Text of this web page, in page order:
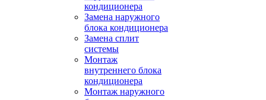
кондиционера
Замена наружного
блока кондиционера
Замена сплит
системы
Монтаж
внутреннего блока
кондиционера
Монтаж наружного